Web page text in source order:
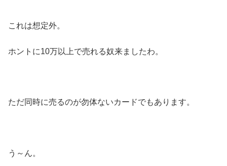
これは想定外。
ホントに10万以上で売れる奴来ましたわ。
ただ同時に売るのが勿体ないカードでもあります。
う～ん。